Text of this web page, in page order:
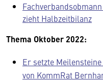
zieht Halbzeitbilanz
Thema Oktober 2022:
Er setzte
von KommRat